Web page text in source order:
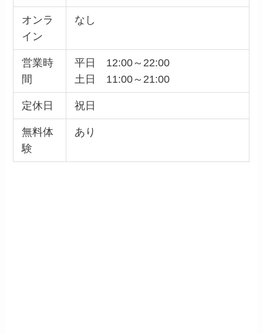
オンラ
イン
なし
営業時
間
平日 12:00～22:00
土日 11:00～21:00
定休日 祝日
無料体
験
あり